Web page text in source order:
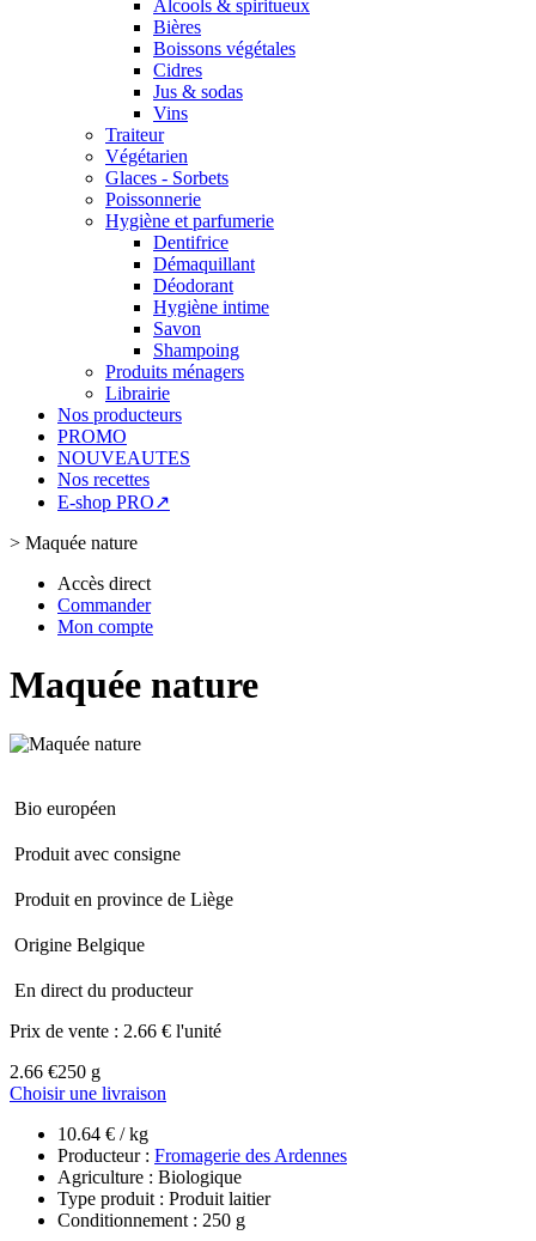
Alcools & spiritueux
Bières
Boissons végétales
Cidres
Jus & sodas
Vins
Traiteur
Végétarien
Glaces - Sorbets
Poissonnerie
Hygiène et parfumerie
Dentifrice
Démaquillant
Déodorant
Hygiène intime
Savon
Shampoing
Produits ménagers
Librairie
Nos producteurs
PROMO
NOUVEAUTES
Nos recettes
E-shop PRO↗
> Maquée nature
Accès direct
Commander
Mon compte
Maquée nature
Bio européen
Produit avec consigne
Produit en province de Liège
Origine Belgique
En direct du producteur
Prix de vente : 2.66 € l'unité
2.66 €250 g
Choisir une livraison
10.64 € / kg
Producteur : Fromagerie des Ardennes
Agriculture : Biologique
Type produit : Produit laitier
Conditionnement : 250 g